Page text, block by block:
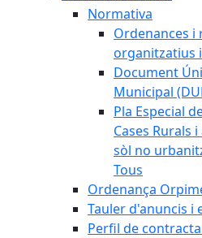
Normativa
Ordenances i
organitzatius
Document
Municipal
Pla Especial
Cases Rurals
sòl no
Tous
Ordenança
Tauler d'anuncis i
Perfil de